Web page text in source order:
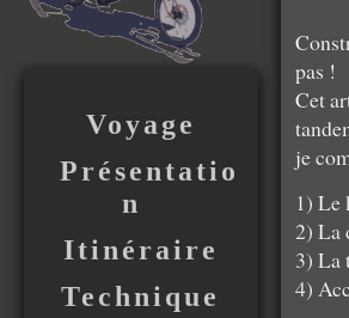
Voyage
Présentatio
n
Itinéraire
Technique
pas !
Cet
je
1) Le
2) La
3) La
4)